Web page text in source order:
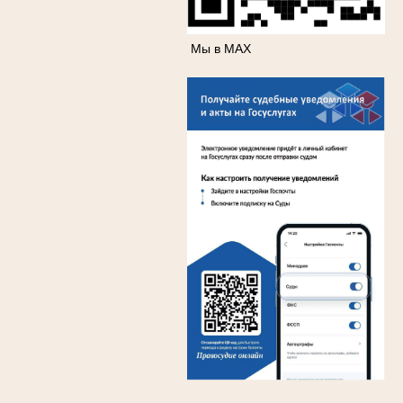
Мы в МАХ